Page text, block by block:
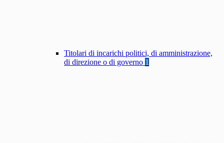
Titolari di incarichi politici, di amministrazione,
di direzione o di governo 1